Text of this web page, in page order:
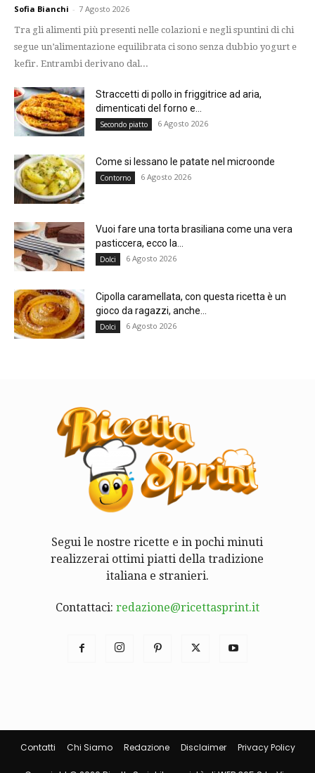
Sofia Bianchi - 7 Agosto 2026
Tra gli alimenti più presenti nelle colazioni e negli spuntini di chi
segue un’alimentazione equilibrata ci sono senza dubbio yogurt e
kefir. Entrambi derivano dal...
Straccetti di pollo in friggitrice ad aria,
dimenticati del forno e...
Secondo piatto 6 Agosto 2026
Come si lessano le patate nel microonde
Contorno 6 Agosto 2026
Vuoi fare una torta brasiliana come una vera
pasticcera, ecco la...
Dolci 6 Agosto 2026
Cipolla caramellata, con questa ricetta è un
gioco da ragazzi, anche...
Dolci 6 Agosto 2026
Segui le nostre ricette e in pochi minuti
realizzerai ottimi piatti della tradizione
italiana e stranieri.
Contattaci: redazione@ricettasprint.it
Contatti Chi Siamo Redazione Disclaimer Privacy Policy